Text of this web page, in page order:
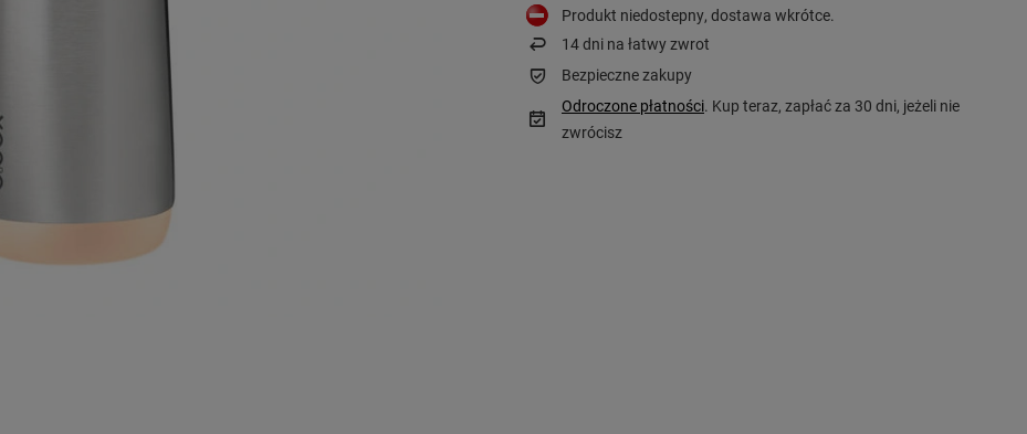
Produkt niedostepny, dostawa wkrótce
14dni na łatwy zwrot
Bezpieczne zakupy
Odroczone płatności. Kup teraz, zapłać za 30 dni, jeżeli nie
zwrócisz